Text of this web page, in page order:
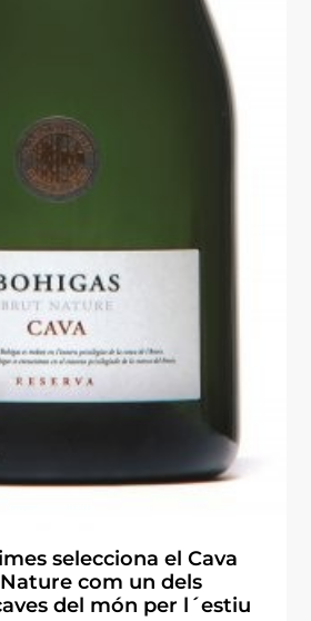
selecciona el Cava
com un dels
del món per l´estiu